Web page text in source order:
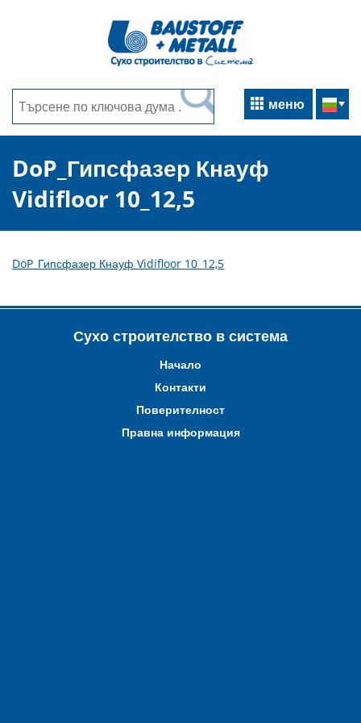
меню
DoP_Гипсфазер Кнауф
Vidifloor 10_12,5
DoP_Гипсфазер Кнауф Vidifloor 10_12,5
Сухо строителство в система
Начало
Контакти
Поверителност
Правна информация